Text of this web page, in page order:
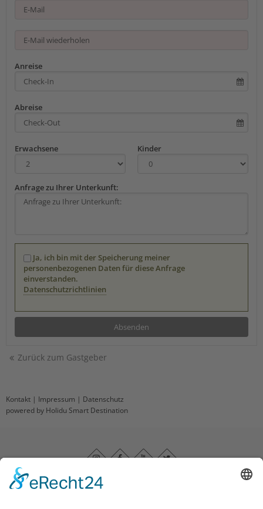
Anreise
Abreise
Erwachsene Kinder
Anfrage zu Ihrer Unterkunft:
Ja, ich bin mit der Speicherung meiner
personenbezogenen Daten für diese Anfrage
einverstanden.
Datenschutzrichtlinien
Zurück zum Gastgeber
Kontakt | Impressum | Datenschutz
powered by Holidu Smart Destination